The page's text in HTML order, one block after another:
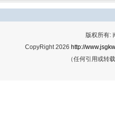
版权所有:
CopyRight 2026 http://
（任何引用或转